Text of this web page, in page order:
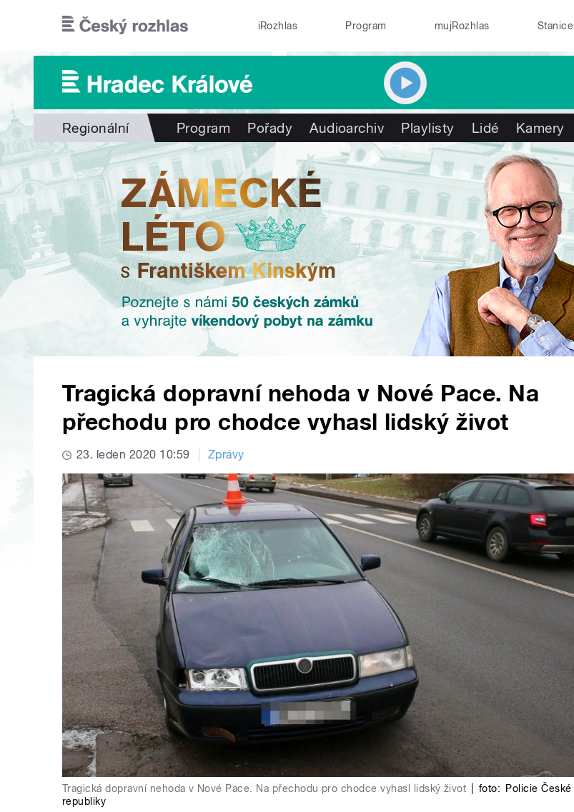
iRozhlas Program mujRozhlas Stanice
Regionální Program Pořady Audioarchiv Playlisty Lidé Kamery
Tragická dopravní nehoda v Nové Pace. Na
přechodu pro chodce vyhasl lidský život
23. leden 2020 10:59 Zprávy
Tragická dopravní nehoda v Nové Pace. Na přechodu pro chodce vyhasl lidský život foto:
Policie České
republiky